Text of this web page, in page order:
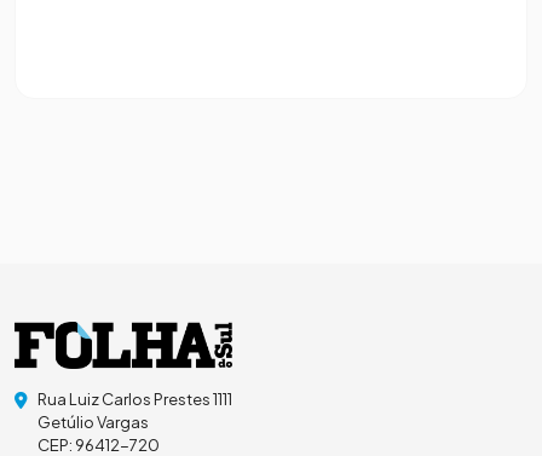
Rua Luiz Carlos Prestes 1111
Getúlio Vargas
CEP: 96412-720